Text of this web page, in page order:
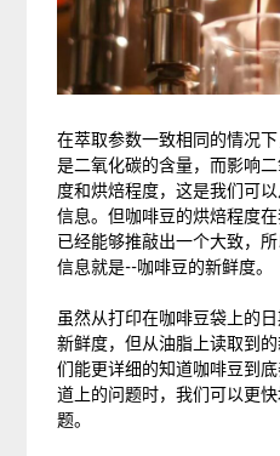
在萃取参数一致相同的情况
是二氧化碳的含量，而影响
度和烘焙程度，这是我们可
信息。但咖啡豆的烘焙程度
已经能够推敲出一个大致，
信息就是--咖啡豆的新鲜度。
虽然从打印在咖啡豆袋上的
新鲜度，但从油脂上读取到
们能更详细的知道咖啡豆到
道上的问题时，我们可以更
题。